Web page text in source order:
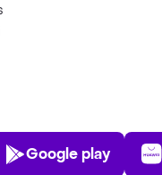
Play Store
Google play